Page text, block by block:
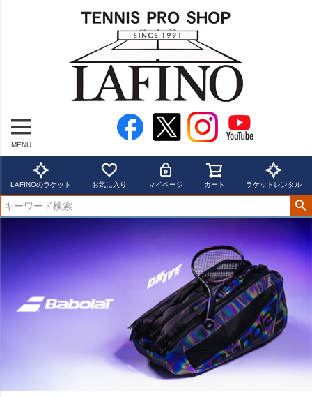
MENU
LAFINOのラケット お気に入り マイページ カート ラケットレンタル